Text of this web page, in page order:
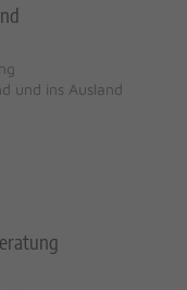
und ins Ausland